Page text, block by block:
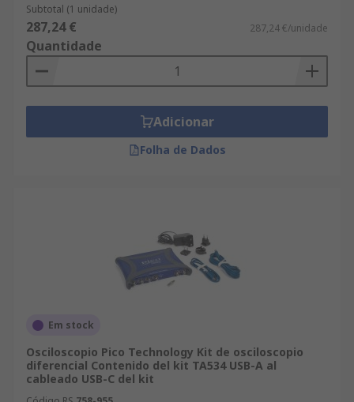
Subtotal (1 unidade)
287,24 € 287,24 €/unidade
Quantidade
Adicionar
Folha de Dados
Em stock
Osciloscopio Pico Technology Kit de osciloscopio
diferencial Contenido del kit TA534 USB-A al
cableado USB-C del kit